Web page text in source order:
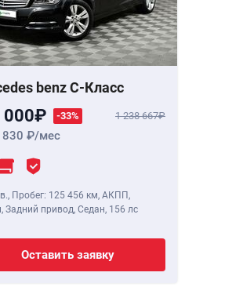
benz C-Класс
000 -33% 1 238 667
830 /мес
, Пробег: 125 456 км, АКПП,
Задний привод, Седан, 156 лс
Оставить заявку